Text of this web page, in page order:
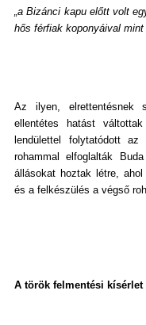
„a Bizánci kapu előtt volt
hős férfiak koponyáival
Az ilyen, elrettentésnek
ellentétes hatást
lendülettel folytatódott
rohammal elfoglalták
állásokat hoztak létre,
és a felkészülés a végső
A török felmentési